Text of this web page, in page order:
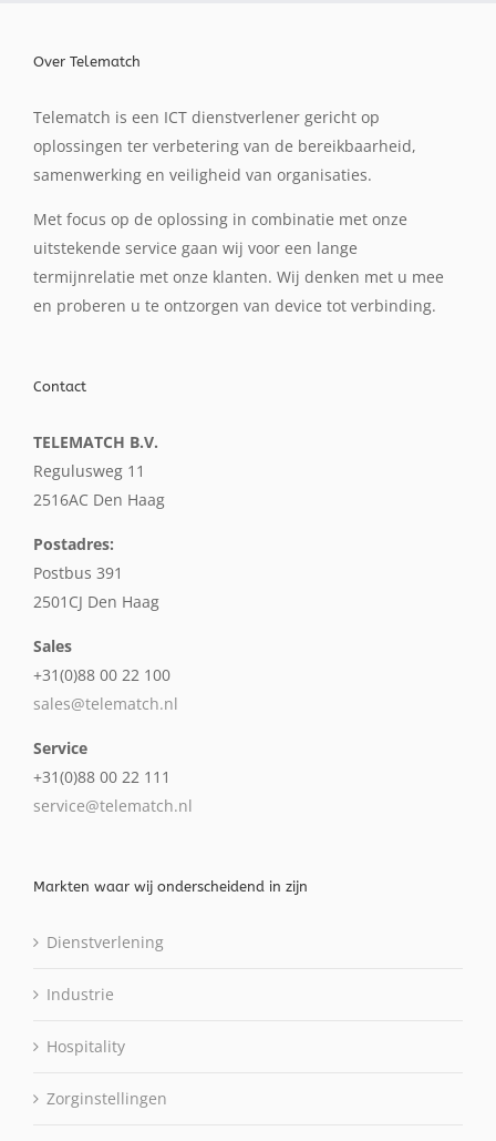
Over Telematch
Telematch is een ICT dienstverlener gericht op
oplossingen ter verbetering van de bereikbaarheid,
samenwerking en veiligheid van organisaties.
Met focus op de oplossing in combinatie met onze
uitstekende service gaan wij voor een lange
termijnrelatie met onze klanten. Wij denken met u mee
en proberen u te ontzorgen van device tot verbinding.
Contact
TELEMATCH B.V.
Regulusweg 11
2516AC Den Haag
Postadres:
Postbus 391
2501CJ Den Haag
Sales
+31(0)88 00 22 100
sales@telematch.nl
Service
+31(0)88 00 22 111
service@telematch.nl
Markten waar wij onderscheidend in zijn
Dienstverlening
Industrie
Hospitality
Zorginstellingen